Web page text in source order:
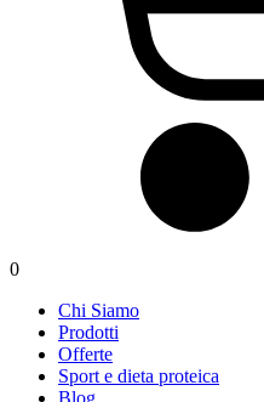
0
Chi Siamo
Prodotti
Offerte
Sport e dieta proteica
Blog